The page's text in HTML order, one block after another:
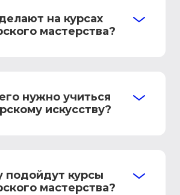
на курсах
мастерства?
нужно учиться
искусству?
подойдут курсы
мастерства?